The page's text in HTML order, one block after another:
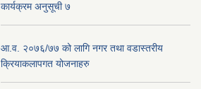
कार्यक्रम अनुसूची ७
आ.व. २०७६/७७ को लागि नगर तथा वडास्तरीय
क्रियाकलापगत योजनाहरु